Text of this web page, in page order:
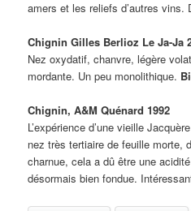
amers et les reliefs d’autres vins.
Chignin Gilles Berlioz Le Ja-Ja
Nez oxydatif, chanvre, légère
mordante. Un peu monolithique.
Chignin, A&M Quénard 1992
L’expérience d’une vieille
nez très tertiaire de feuille morte,
charnue, cela a dû être une
désormais bien fondue.